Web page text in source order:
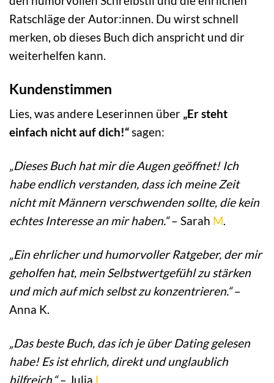
Ratschläge der Autor:innen. Du wirst schnell
merken, ob dieses Buch dich anspricht und dir
weiterhelfen kann.
Kundenstimmen
Lies, was andere Leserinnen über „Er steht
einfach nicht auf dich!“sagen:
„Dieses Buch hat mir die Augen geöffnet! Ich
habe endlich verstanden, dass ich meine Zeit
nicht mit Männern verschwenden sollte, die kein
echtes Interesse an mir haben.“– Sarah M.
„Ein ehrlicher und humorvoller Ratgeber, der mir
geholfen hat, mein Selbstwertgefühl zu stärken
und mich auf mich selbst zu konzentrieren.“–
Anna K.
„Das beste Buch, das ich je über Dating gelesen
habe! Es ist ehrlich, direkt und unglaublich
hilfreich.“– Julia L.